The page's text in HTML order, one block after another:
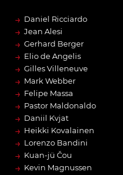
→ Daniel Ricciardo
→ Jean Alesi
→ Gerhard Berger
→ Elio de Angelis
→ Gilles Villeneuve
→ Mark Webber
→ Felipe Massa
→ Pastor Maldonaldo
→ Daniil Kvjat
→ Heikki Kovalainen
→ Lorenzo Bandini
→ Kuan-jü Čou
→ Kevin Magnussen